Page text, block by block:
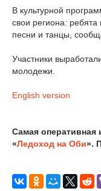
В культурной
свои региона:
песни и танцы,
Участники
молодежи.
English version
Самая
«Ледоход на Оби».